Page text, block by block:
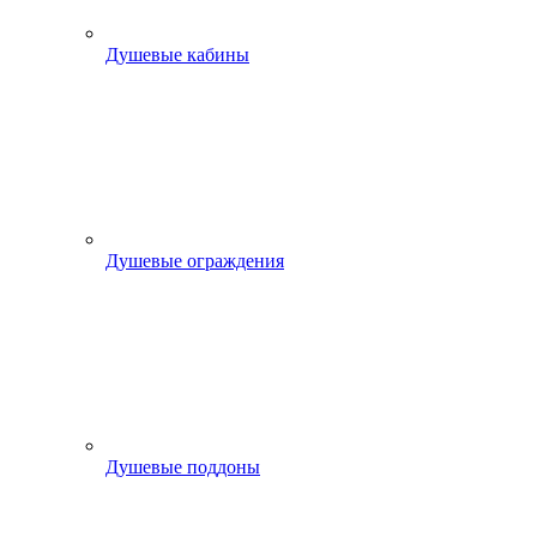
Душевые кабины
Душевые ограждения
Душевые поддоны